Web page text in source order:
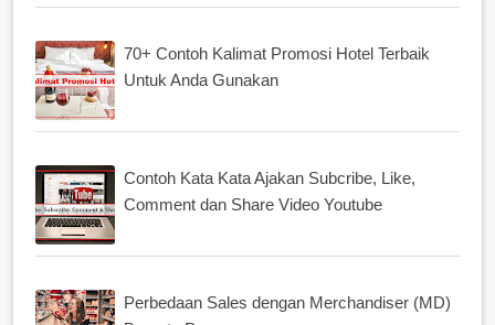
70+ Contoh Kalimat Promosi Hotel Terbaik
Untuk Anda Gunakan
Contoh Kata Kata Ajakan Subcribe, Like,
Comment dan Share Video Youtube
Perbedaan Sales dengan Merchandiser (MD)